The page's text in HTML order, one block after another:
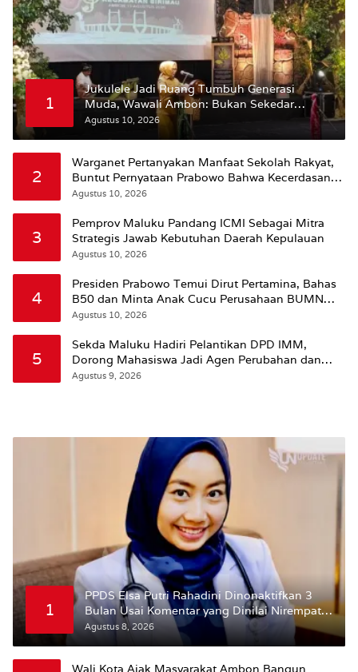
1
Jukulele Jadi Ruang Tumbuh Generasi
Muda, Wawali Ambon: Bukan Sekedar
Mencari Juara
Agustus 10, 2026
2
Warganet Pertanyakan Manfaat Sekolah Rakyat,
Buntut Pernyataan Prabowo Bahwa Kecerdasan
Bukan dari Sekolah
Agustus 10, 2026
3
Pemprov Maluku Pandang ICMI Sebagai Mitra
Strategis Jawab Kebutuhan Daerah Kepulauan
Agustus 10, 2026
4
Presiden Prabowo Temui Dirut Pertamina, Bahas
B50 dan Minta Anak Cucu Perusahaan BUMN
Dikurangi
Agustus 10, 2026
5
Sekda Maluku Hadiri Pelantikan DPD IMM,
Dorong Mahasiswa Jadi Agen Perubahan dan
Mitra Strategis Pemerintah
Agustus 9, 2026
1
PPDS Elsa Putri Rahadini Dinonaktifkan 3
Bulan Usai Komentar yang Dinilai Nirempati
ke Pasien BPJS
Agustus 8, 2026
Wali Kota Ajak Masyarakat Ambon Bangun